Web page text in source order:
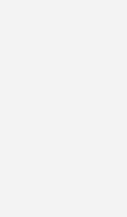
im Voraus in Rechnung
bei den
aus Gründen nicht
zu vertreten sind, besteht
oder Erstattung von im
Kündigung von
fortlaufende Lieferungen)
Kündigung
Besteller trotz Mahnung und
gemäß nachfolgender